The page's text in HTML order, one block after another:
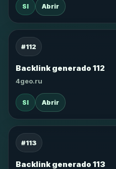
SI Abrir
#112
Backlink generado 112
4geo.ru
SI Abrir
#113
Backlink generado 113